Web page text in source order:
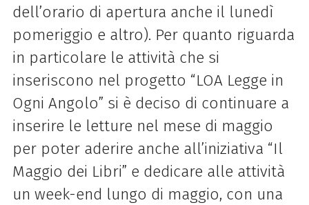
dell’orario di apertura anche il lunedì
pomeriggio e altro). Per quanto riguarda
in particolare le attività che si
inseriscono nel progetto “LOA Legge in
Ogni Angolo” si è deciso di continuare a
inserire le letture nel mese di maggio
per poter aderire anche all’iniziativa “Il
Maggio dei Libri” e dedicare alle attività
un week-end lungo di maggio, con una